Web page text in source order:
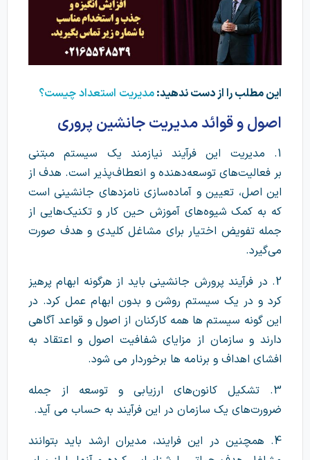
این مطلب را از دست ندهید:مدیریت استعداد چیست؟
اصول و قوائد مدیریت جانشین پروری
1. مدیریت این فرآیند نیازمند یک سیستم مبتنی
بر فعالیت‌های توسعه‌دهنده و انعطاف‌پذیر است. هدف از
این اصل، تعیین و آماده‌سازی نامزدهای جانشینی است
که به ‌کمک شیوه‌های آموزش حین کار و تکنیک‌هایی از
جمله تفویض اختیار برای مشاغل کلیدی و هدف صورت
می‌گیرد.
2. در فرآیند پرورش جانشینی باید از هرگونه ابهام پرهیز
کرد و در یک سیستم روشن و بدون ابهام عمل کرد. در
این گونه سیستم ها همه کارکنان از اصول و قواعد آگاهی
دارند و سازمان از مزایای شفافیت اصول و اعتقاد به
افشای اهداف و برنامه ها برخوردار می شود.
3. تشکیل کانون‌های ارزیابی و توسعه از جمله
ضرورت‌های یک سازمان در این فرآیند به حساب می آید.
4. همچنین در این فرایند، مدیران ارشد باید بتوانند